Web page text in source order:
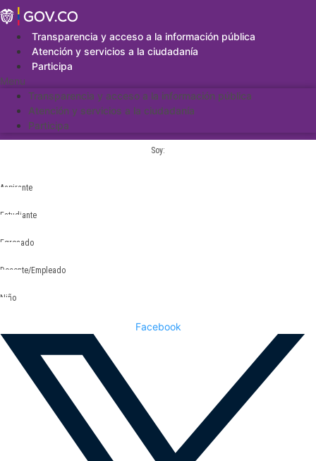
Saltar
al
contenidoTransparencia y acceso a la información pública
Atención y servicios a la ciudadanía
Participa
Menu
Transparencia y acceso a la información pública
Atención y servicios a la ciudadanía
Participa
Soy:
Aspirante
Estudiante
Egresado
Docente/Empleado
Niño
Facebook